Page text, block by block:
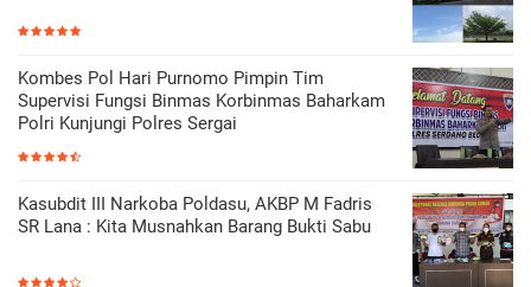
Kombes Pol Hari Purnomo Pimpin Tim
Supervisi Fungsi Binmas Korbinmas Baharkam
Polri Kunjungi Polres Sergai
Kasubdit III Narkoba Poldasu, AKBP M Fadris
SR Lana : Kita Musnahkan Barang Bukti Sabu